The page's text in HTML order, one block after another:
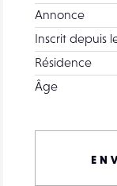
Annonce
Inscrit depuis
Résidence
Âge